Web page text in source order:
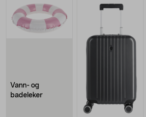
Vann- og
badeleker